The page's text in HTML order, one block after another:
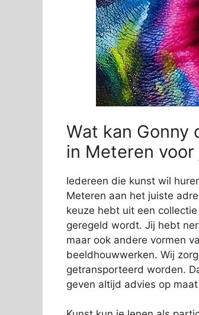
Wat kan Gonny
in Meteren
Iedereen die kunst wil
Meteren aan het juiste
keuze hebt uit een
geregeld wordt. Jij hebt
maar ook andere vormen
beeldhouwwerken. Wij
getransporteerd worden.
geven altijd advies op